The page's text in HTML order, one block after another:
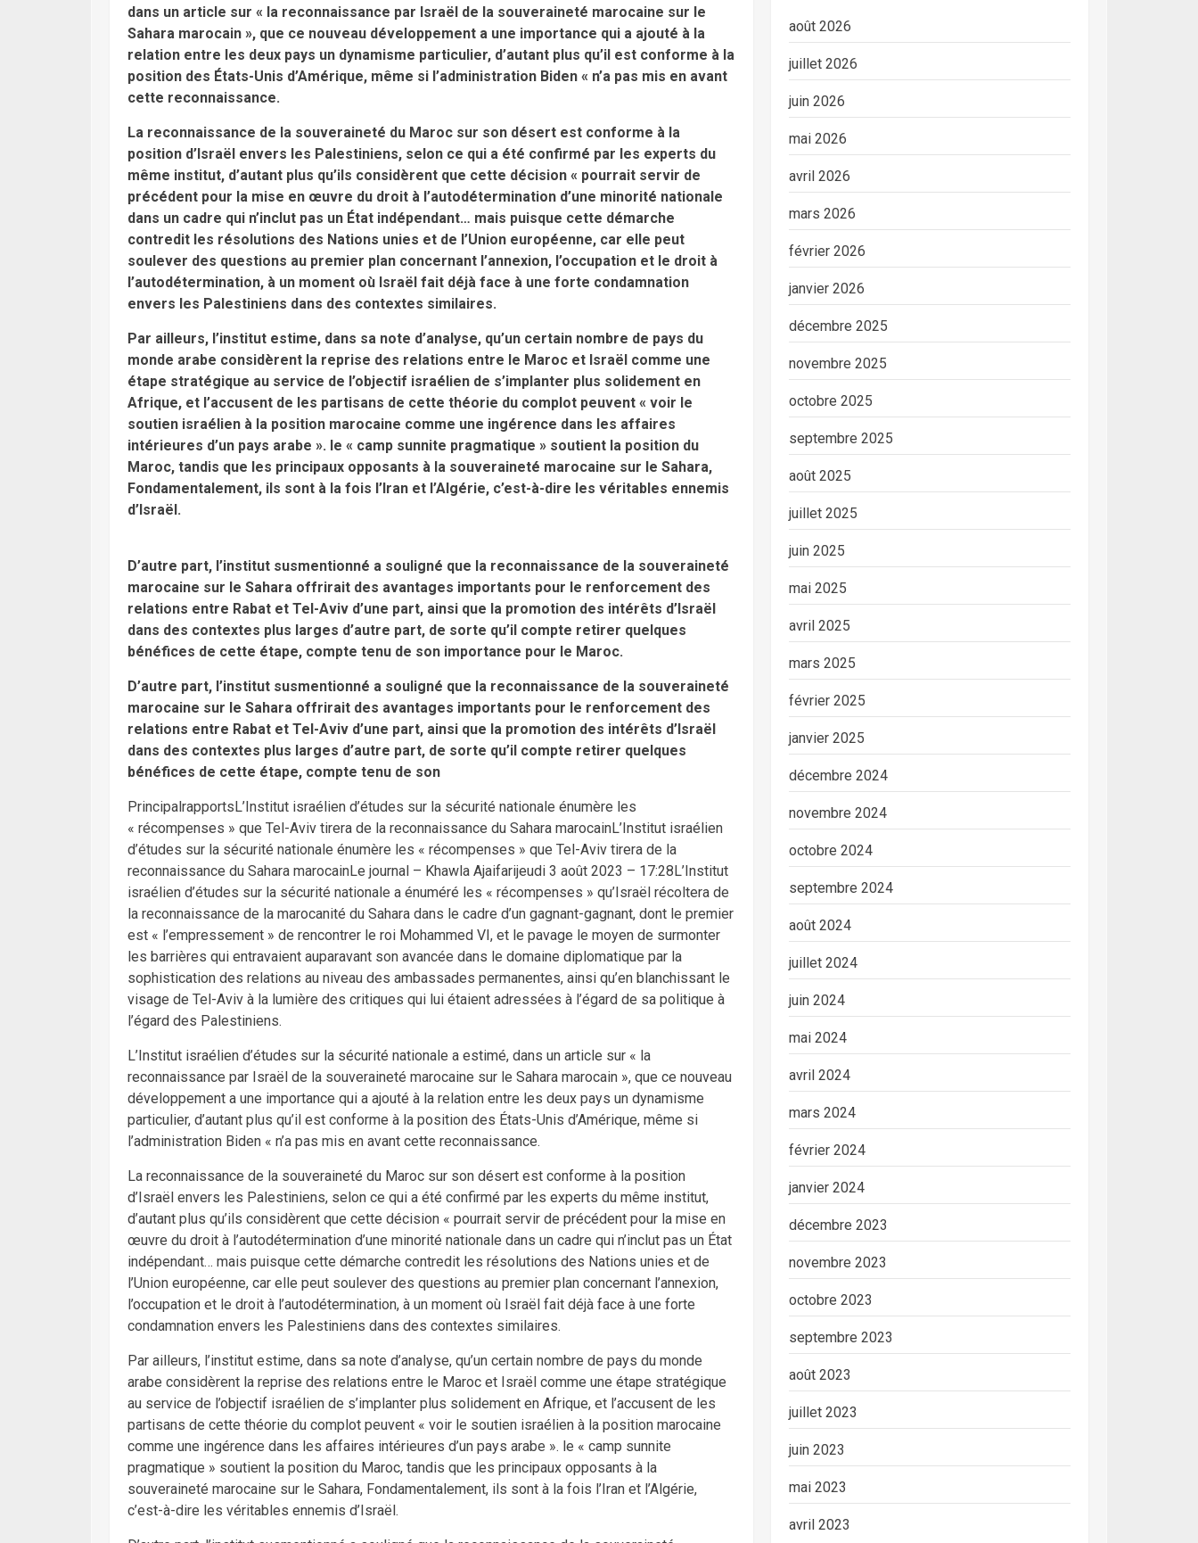
dans un article sur « la reconnaissance par Israël de la souveraineté marocaine sur le
Sahara marocain », que ce nouveau développement a une importance qui a ajouté à la
relation entre les deux pays un dynamisme particulier, d’autant plus qu’il est conforme à la
position des États-Unis d’Amérique, même si l’administration Biden « n’a pas mis en avant
cette reconnaissance.
La reconnaissance de la souveraineté du Maroc sur son désert est conforme à la
position d’Israël envers les Palestiniens, selon ce qui a été confirmé par les experts du
même institut, d’autant plus qu’ils considèrent que cette décision « pourrait servir de
précédent pour la mise en œuvre du droit à l’autodétermination d’une minorité nationale
dans un cadre qui n’inclut pas un État indépendant… mais puisque cette démarche
contredit les résolutions des Nations unies et de l’Union européenne, car elle peut
soulever des questions au premier plan concernant l’annexion, l’occupation et le droit à
l’autodétermination, à un moment où Israël fait déjà face à une forte condamnation
envers les Palestiniens dans des contextes similaires.
Par ailleurs, l’institut estime, dans sa note d’analyse, qu’un certain nombre de pays du
monde arabe considèrent la reprise des relations entre le Maroc et Israël comme une
étape stratégique au service de l’objectif israélien de s’implanter plus solidement en
Afrique, et l’accusent de les partisans de cette théorie du complot peuvent « voir le
soutien israélien à la position marocaine comme une ingérence dans les affaires
intérieures d’un pays arabe ». le « camp sunnite pragmatique » soutient la position du
Maroc, tandis que les principaux opposants à la souveraineté marocaine sur le Sahara,
Fondamentalement, ils sont à la fois l’Iran et l’Algérie, c’est-à-dire les véritables ennemis
d’Israël.
D’autre part, l’institut susmentionné a souligné que la reconnaissance de la souveraineté
marocaine sur le Sahara offrirait des avantages importants pour le renforcement des
relations entre Rabat et Tel-Aviv d’une part, ainsi que la promotion des intérêts d’Israël
dans des contextes plus larges d’autre part, de sorte qu’il compte retirer quelques
bénéfices de cette étape, compte tenu de son importance pour le Maroc.
D’autre part, l’institut susmentionné a souligné que la reconnaissance de la souveraineté
marocaine sur le Sahara offrirait des avantages importants pour le renforcement des
relations entre Rabat et Tel-Aviv d’une part, ainsi que la promotion des intérêts d’Israël
dans des contextes plus larges d’autre part, de sorte qu’il compte retirer quelques
bénéfices de cette étape, compte tenu de son
PrincipalrapportsL’Institut israélien d’études sur la sécurité nationale énumère les
« récompenses » que Tel-Aviv tirera de la reconnaissance du Sahara marocainL’Institut israélien
d’études sur la sécurité nationale énumère les « récompenses » que Tel-Aviv tirera de la
reconnaissance du Sahara marocainLe journal – Khawla Ajaifarijeudi 3 août 2023 – 17:28L’Institut
israélien d’études sur la sécurité nationale a énuméré les « récompenses » qu’Israël récoltera de
la reconnaissance de la marocanité du Sahara dans le cadre d’un gagnant-gagnant, dont le premier
est « l’empressement » de rencontrer le roi Mohammed VI, et le pavage le moyen de surmonter
les barrières qui entravaient auparavant son avancée dans le domaine diplomatique par la
sophistication des relations au niveau des ambassades permanentes, ainsi qu’en blanchissant le
visage de Tel-Aviv à la lumière des critiques qui lui étaient adressées à l’égard de sa politique à
l’égard des Palestiniens.
L’Institut israélien d’études sur la sécurité nationale a estimé, dans un article sur « la
reconnaissance par Israël de la souveraineté marocaine sur le Sahara marocain », que ce nouveau
développement a une importance qui a ajouté à la relation entre les deux pays un dynamisme
particulier, d’autant plus qu’il est conforme à la position des États-Unis d’Amérique, même si
l’administration Biden « n’a pas mis en avant cette reconnaissance.
La reconnaissance de la souveraineté du Maroc sur son désert est conforme à la position
d’Israël envers les Palestiniens, selon ce qui a été confirmé par les experts du même institut,
d’autant plus qu’ils considèrent que cette décision « pourrait servir de précédent pour la mise en
œuvre du droit à l’autodétermination d’une minorité nationale dans un cadre qui n’inclut pas un État
indépendant… mais puisque cette démarche contredit les résolutions des Nations unies et de
l’Union européenne, car elle peut soulever des questions au premier plan concernant l’annexion,
l’occupation et le droit à l’autodétermination, à un moment où Israël fait déjà face à une forte
condamnation envers les Palestiniens dans des contextes similaires.
Par ailleurs, l’institut estime, dans sa note d’analyse, qu’un certain nombre de pays du monde
arabe considèrent la reprise des relations entre le Maroc et Israël comme une étape stratégique
au service de l’objectif israélien de s’implanter plus solidement en Afrique, et l’accusent de les
partisans de cette théorie du complot peuvent « voir le soutien israélien à la position marocaine
comme une ingérence dans les affaires intérieures d’un pays arabe ». le « camp sunnite
pragmatique » soutient la position du Maroc, tandis que les principaux opposants à la
souveraineté marocaine sur le Sahara, Fondamentalement, ils sont à la fois l’Iran et l’Algérie,
c’est-à-dire les véritables ennemis d’Israël.
août 2026
juillet 2026
juin 2026
mai 2026
avril 2026
mars 2026
février 2026
janvier 2026
décembre 2025
novembre 2025
octobre 2025
septembre 2025
août 2025
juillet 2025
juin 2025
mai 2025
avril 2025
mars 2025
février 2025
janvier 2025
décembre 2024
novembre 2024
octobre 2024
septembre 2024
août 2024
juillet 2024
juin 2024
mai 2024
avril 2024
mars 2024
février 2024
janvier 2024
décembre 2023
novembre 2023
octobre 2023
septembre 2023
août 2023
juillet 2023
juin 2023
mai 2023
avril 2023